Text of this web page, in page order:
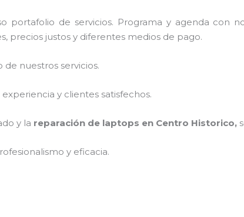
portafolio de servicios. Programa y agenda con
precios justos y diferentes medios de pago.
nuestros servicios.
y clientes satisfechos.
y la reparación de laptops en Centro Historico,
y eficacia.